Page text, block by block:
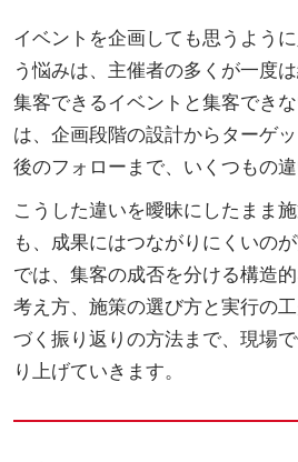
イベントを企画しても思うよう
う悩みは、主催者の多くが一度
集客できるイベントと集客でき
は、企画段階の設計からターゲ
後のフォローまで、いくつもの違
こうした違いを曖昧にしたまま
も、成果にはつながりにくいの
では、集客の成否を分ける構造
考え方、施策の選び方と実行の
づく振り返りの方法まで、現場
り上げていきます。